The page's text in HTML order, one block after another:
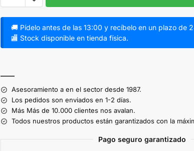
🚚 Pídelo antes de las 13:00 y recíbelo en un plazo de
🏬 Stock disponible en tienda física.
l
t
e
r
n
——
Asesoramiento a en el sector desde 1987.
Los pedidos son enviados en 1-2 días.
Más Más de 10.000 clientes nos avalan.
Todos nuestros productos están garantizados con la
Pago seguro garantizado